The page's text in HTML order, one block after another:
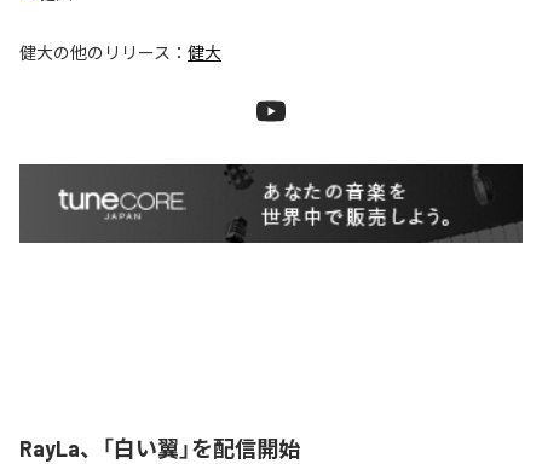
健大の他のリリース： 健大
RayLa、「白い翼」を配信開始